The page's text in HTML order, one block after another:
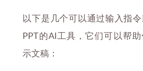
以下是几个可以通过输入指
PPT的AI工具，它们可以帮
示文稿：